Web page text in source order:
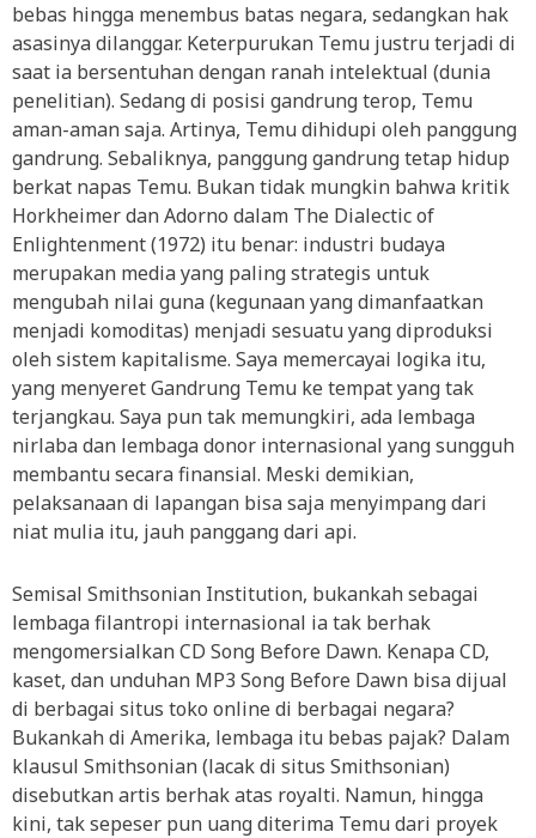
bebas hingga menembus batas negara, sedangkan hak
asasinya dilanggar. Keterpurukan Temu justru terjadi di
saat ia bersentuhan dengan ranah intelektual (dunia
penelitian). Sedang di posisi gandrung terop, Temu
aman-aman saja. Artinya, Temu dihidupi oleh panggung
gandrung. Sebaliknya, panggung gandrung tetap hidup
berkat napas Temu. Bukan tidak mungkin bahwa kritik
Horkheimer dan Adorno dalam The Dialectic of
Enlightenment (1972) itu benar: industri budaya
merupakan media yang paling strategis untuk
mengubah nilai guna (kegunaan yang dimanfaatkan
menjadi komoditas) menjadi sesuatu yang diproduksi
oleh sistem kapitalisme. Saya memercayai logika itu,
yang menyeret Gandrung Temu ke tempat yang tak
terjangkau. Saya pun tak memungkiri, ada lembaga
nirlaba dan lembaga donor internasional yang sungguh
membantu secara finansial. Meski demikian,
pelaksanaan di lapangan bisa saja menyimpang dari
niat mulia itu, jauh panggang dari api.
Semisal Smithsonian Institution, bukankah sebagai
lembaga filantropi internasional ia tak berhak
mengomersialkan CD Song Before Dawn. Kenapa CD,
kaset, dan unduhan MP3 Song Before Dawn bisa dijual
di berbagai situs toko online di berbagai negara?
Bukankah di Amerika, lembaga itu bebas pajak? Dalam
klausul Smithsonian (lacak di situs Smithsonian)
disebutkan artis berhak atas royalti. Namun, hingga
kini, tak sepeser pun uang diterima Temu dari proyek